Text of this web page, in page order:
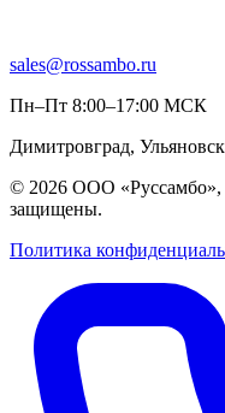
sales@rossambo.ru
Пн–Пт 8:00–17:00 МСК
Димитровград,
© 2026 ООО «Руссамбо»,
защищены.
Политика